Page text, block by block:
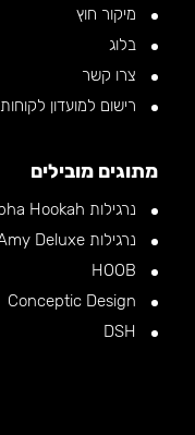
מיקור חוץ
בלוג
צרו קשר
רישום למועדון לקוחות
מתוגים מובילים
נרגילות Alpha Hookah
נרגילות Amy Deluxe